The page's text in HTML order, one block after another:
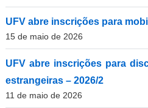
UFV abre inscrições para
15 de maio de 2026
UFV abre inscrições para
estrangeiras – 2026/2
11 de maio de 2026